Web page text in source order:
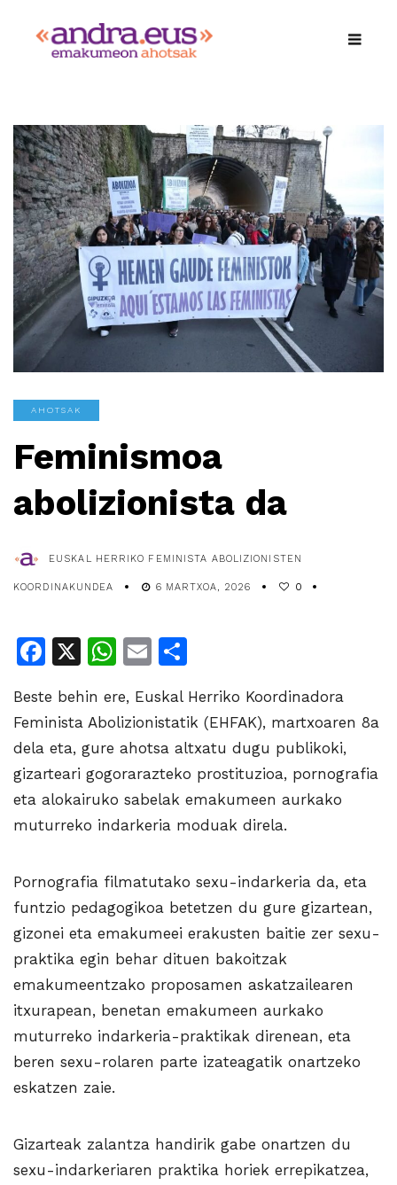
AHOTSAK
Feminismoa
abolizionista da
EUSKAL HERRIKO FEMINISTA ABOLIZIONISTEN
KOORDINAKUNDEA 6 MARTXOA, 2026 0
Facebook
X WhatsApp
Email
Beste behin ere, Euskal Herriko Koordinadora
Feminista Abolizionistatik (EHFAK), martxoaren 8a
dela eta, gure ahotsa altxatu dugu publikoki,
gizarteari gogorarazteko prostituzioa, pornografia
eta alokairuko sabelak emakumeen aurkako
muturreko indarkeria moduak direla.
Pornografia filmatutako sexu-indarkeria da, eta
funtzio pedagogikoa betetzen du gure gizartean,
gizonei eta emakumeei erakusten baitie zer sexu-
praktika egin behar dituen bakoitzak
emakumeentzako proposamen askatzailearen
itxurapean, benetan emakumeen aurkako
muturreko indarkeria-praktikak direnean, eta
beren sexu-rolaren parte izateagatik onartzeko
eskatzen zaie.
Gizarteak zalantza handirik gabe onartzen du
sexu-indarkeriaren praktika horiek errepikatzea,